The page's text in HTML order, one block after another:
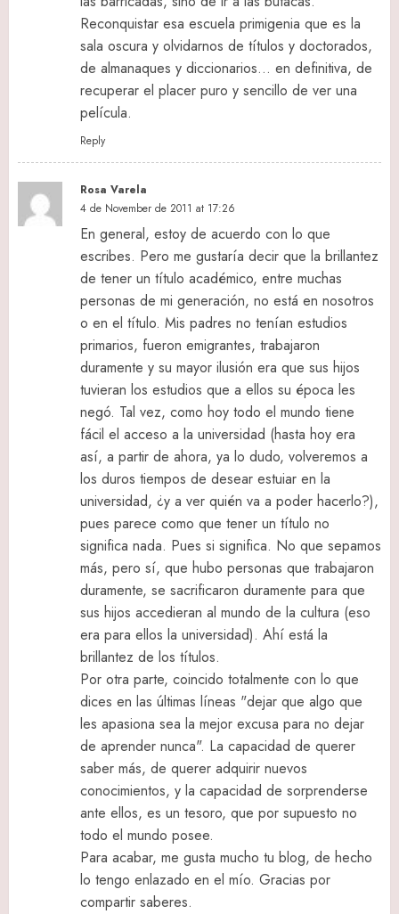
Reconquistar esa escuela primigenia que es la
sala oscura y olvidarnos de títulos y doctorados,
de almanaques y diccionarios… en definitiva, de
recuperar el placer puro y sencillo de ver una
película.
Reply
Rosa Varela
4 de November de 2011 at 17:26
En general, estoy de acuerdo con lo que
escribes. Pero me gustaría decir que la brillantez
de tener un título académico, entre muchas
personas de mi generación, no está en nosotros
o en el título. Mis padres no tenían estudios
primarios, fueron emigrantes, trabajaron
duramente y su mayor ilusión era que sus hijos
tuvieran los estudios que a ellos su época les
negó. Tal vez, como hoy todo el mundo tiene
fácil el acceso a la universidad (hasta hoy era
así, a partir de ahora, ya lo dudo, volveremos a
los duros tiempos de desear estuiar en la
universidad, ¿y a ver quién va a poder hacerlo?),
pues parece como que tener un título no
significa nada. Pues si significa. No que sepamos
más, pero sí, que hubo personas que trabajaron
duramente, se sacrificaron duramente para que
sus hijos accedieran al mundo de la cultura (eso
era para ellos la universidad). Ahí está la
brillantez de los títulos.
Por otra parte, coincido totalmente con lo que
dices en las últimas líneas "dejar que algo que
les apasiona sea la mejor excusa para no dejar
de aprender nunca". La capacidad de querer
saber más, de querer adquirir nuevos
conocimientos, y la capacidad de sorprenderse
ante ellos, es un tesoro, que por supuesto no
todo el mundo posee.
Para acabar, me gusta mucho tu blog, de hecho
lo tengo enlazado en el mío. Gracias por
compartir saberes.